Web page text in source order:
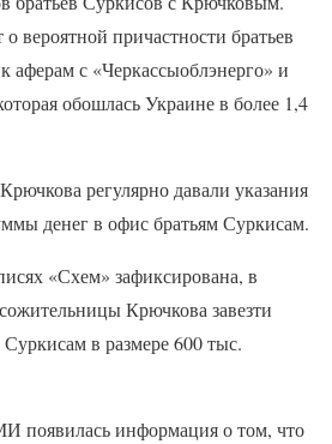
о вероятной причастности братьев
аферам с «Черкассыоблэнерго» и
обошлась Украине в более 1,4
регулярно давали указания
денег в офис братьям Суркисам.
«Схем» зафиксирована, в
Крючкова завезти
в размере 600 тыс.
появилась информация о том, что